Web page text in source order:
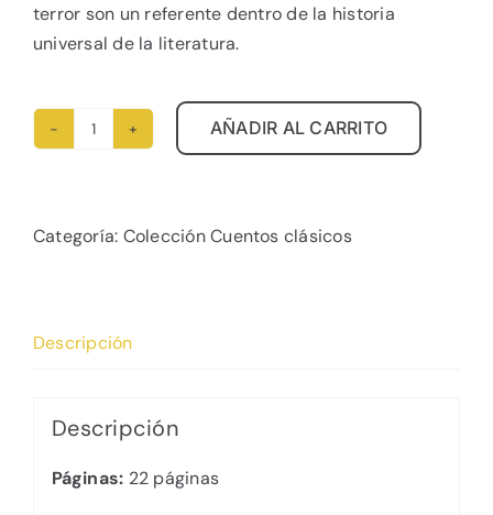
terror son un referente dentro de la historia
universal de la literatura.
El
cantidad
AÑADIR AL CARRITO
Alternative:
Categoría: Colección Cuentos clásicos
Descripción
Descripción
Páginas: 22 páginas